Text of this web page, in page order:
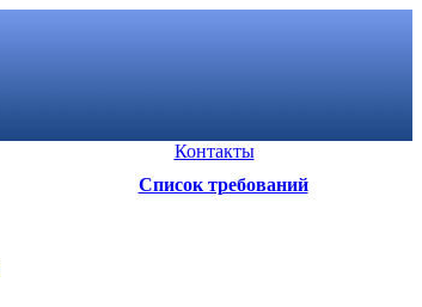
Контакты
Список требований